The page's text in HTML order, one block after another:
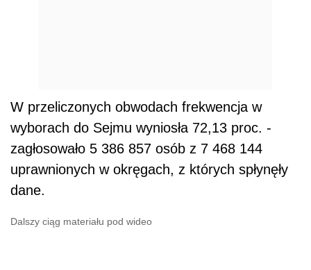
W przeliczonych obwodach frekwencja w
wyborach do Sejmu wyniosła 72,13 proc. -
zagłosowało 5 386 857 osób z 7 468 144
uprawnionych w okręgach, z których spłynęły
dane.
Dalszy ciąg materiału pod wideo